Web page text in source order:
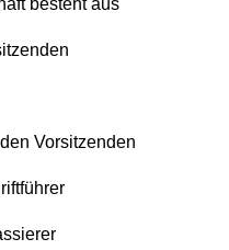
besteht aus
Vorsitzenden